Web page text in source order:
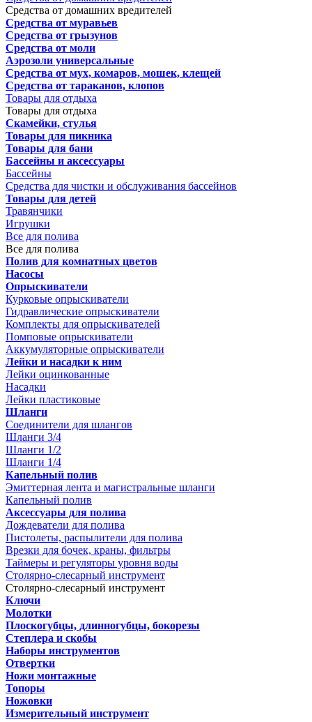
Средства от домашних вредителей
Средства от муравьев
Средства от грызунов
Средства от моли
Аэрозоли универсальные
Средства от мух, комаров, мошек, клещей
Средства от тараканов, клопов
Товары для отдыха
Товары для отдыха
Скамейки, стулья
Товары для пикника
Товары для бани
Бассейны и аксессуары
Бассейны
Средства для чистки и обслуживания бассейнов
Товары для детей
Травянчики
Игрушки
Все для полива
Все для полива
Полив для комнатных цветов
Насосы
Опрыскиватели
Курковые опрыскиватели
Гидравлические опрыскиватели
Комплекты для опрыскивателей
Помповые опрыскиватели
Аккумуляторные опрыскиватели
Лейки и насадки к ним
Лейки оцинкованные
Насадки
Лейки пластиковые
Шланги
Соединители для шлангов
Шланги 3/4
Шланги 1/2
Шланги 1/4
Капельный полив
Эмиттерная лента и магистральные шланги
Капельный полив
Аксессуары для полива
Дождеватели для полива
Пистолеты, распылители для полива
Врезки для бочек, краны, фильтры
Таймеры и регуляторы уровня воды
Столярно-слесарный инструмент
Столярно-слесарный инструмент
Ключи
Молотки
Плоскогубцы, длинногубцы, бокорезы
Степлера и скобы
Наборы инструментов
Отвертки
Ножи монтажные
Топоры
Ножовки
Измерительный инструмент